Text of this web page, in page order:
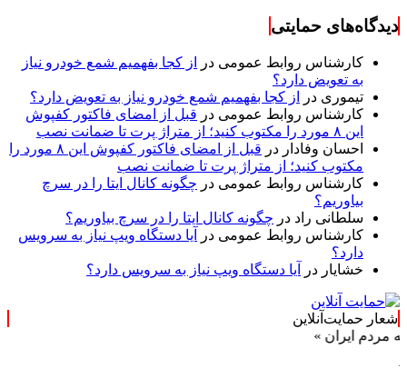
دیدگاه‌های حمایتی
کارشناس روابط عمومی در
از کجا بفهمیم شمع خودرو نیاز
به تعویض دارد؟
تیموری در
از کجا بفهمیم شمع خودرو نیاز به تعویض دارد؟
کارشناس روابط عمومی در قبل از امضای فاکتور کفپوش
این ۸ مورد را مکتوب کنید؛ از متراژ پرت تا ضمانت نصب
احسان وفادار در
قبل از امضای فاکتور کفپوش این ۸ مورد را
مکتوب کنید؛ از متراژ پرت تا ضمانت نصب
کارشناس روابط عمومی در چگونه کانال ایتا را در سرچ
بیاوریم؟
سلطانی راد در چگونه کانال ایتا را در سرچ بیاوریم؟
کارشناس روابط عمومی در
آیا دستگاه ویپ نیاز به سرویس
دارد؟
خشایار در آیا دستگاه ویپ نیاز به سرویس دارد؟
شعار حمایت‌آنلاین
ایران »